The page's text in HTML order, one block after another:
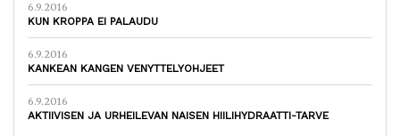
6.9.2016
KUN KROPPA EI PALAUDU
6.9.2016
KANKEAN KANGEN VENYTTELYOHJEET
6.9.2016
AKTIIVISEN JA URHEILEVAN NAISEN HIILIHYDRAATTI-TARVE